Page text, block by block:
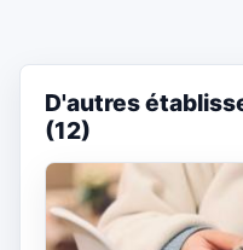
D'autres
(12)